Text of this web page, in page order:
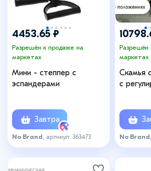
4453.65 ₽
Разрешён к продаже на
маркетах
Мини - степпер с
эспандерами
Завтра
No Brand , артикул: 363473
Разрешён
маркетах
Скамья
с
No Brand